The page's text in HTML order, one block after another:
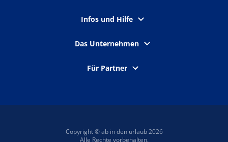
Infos und Hilfe
Das Unternehmen
Für Partner
Copyright © ab in den urlaub 2026
Alle Rechte vorbehalten.